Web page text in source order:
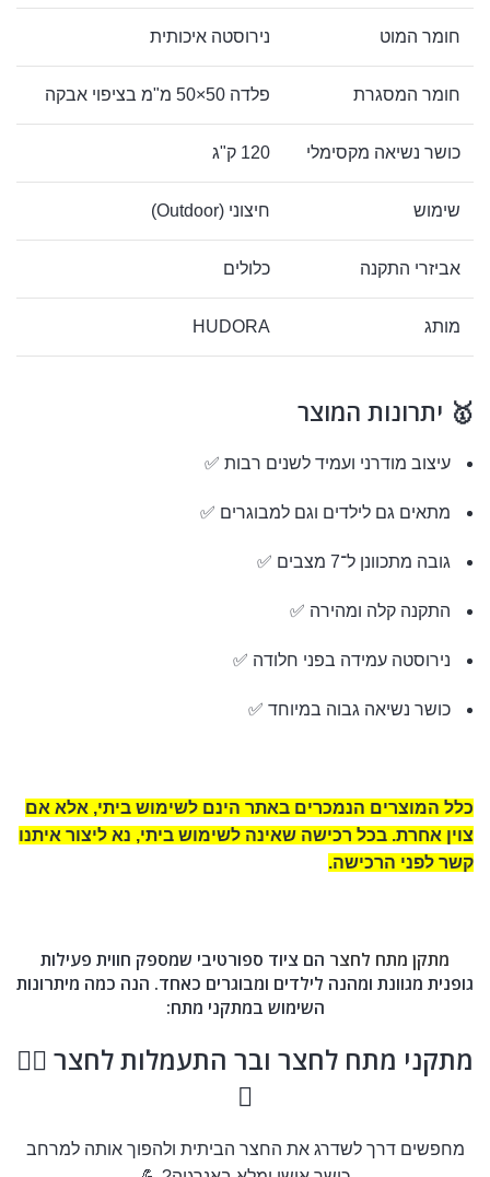
חומר המוט נירוסטה איכותית
חומר המסגרת פלדה 50×50 מ"מ בציפוי אבקה
כושר נשיאה מקסימלי 120 ק"ג
שימוש חיצוני (Outdoor)
אביזרי התקנה כלולים
מותג HUDORA
🥇 יתרונות המוצר
עיצוב מודרני ועמיד לשנים רבות ✅
מתאים גם לילדים וגם למבוגרים ✅
גובה מתכוונן ל־7 מצבים ✅
התקנה קלה ומהירה ✅
נירוסטה עמידה בפני חלודה ✅
כושר נשיאה גבוה במיוחד ✅
כלל המוצרים הנמכרים באתר הינם לשימוש ביתי, אלא אם
צוין אחרת. בכל רכישה שאינה לשימוש ביתי, נא ליצור איתנו
קשר לפני הרכישה.
מתקן מתח לחצר הם ציוד ספורטיבי שמספק חווית פעילות
גופנית מגוונת ומהנה לילדים ומבוגרים כאחד. הנה כמה מיתרונות
השימוש במתקני מתח:
מתקני מתח לחצר ובר התעמלות לחצר 🏋️‍♂️
🌿
מחפשים דרך לשדרג את החצר הביתית ולהפוך אותה למרחב